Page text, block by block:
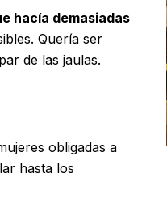
hacía demasiadas
Quería ser
de las jaulas.
obligadas a
hasta los